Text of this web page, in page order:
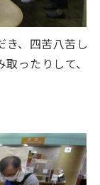
き、四苦八苦し
ったりして、